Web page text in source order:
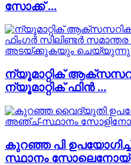
സോക്ക് ...
ന്യൂമാറ്റിക്
ന്യൂമാറ്റിക് ഫിൻ ...
കുറഞ്ഞ പി
സ്ഥാനം